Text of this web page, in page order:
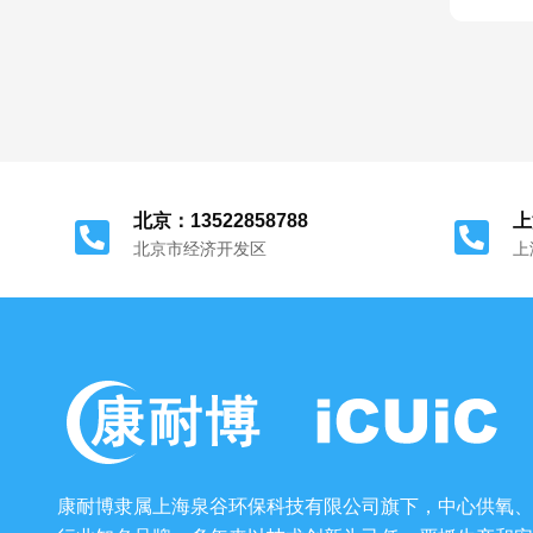
北京：13522858788
北京市经济开发区 上
康耐博隶属上海泉谷环保科技有限公司旗下，中心供氧